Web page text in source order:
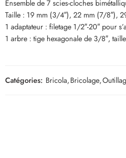
Ensemble de 7 scies-cloches
Taille : 19 mm (3/4″), 22 mm (7/8″),
1 adaptateur : filetage 1/2″-20″ pour
1 arbre : tige hexagonale de 3/8″,
Catégories: Bricola,Bricolage,